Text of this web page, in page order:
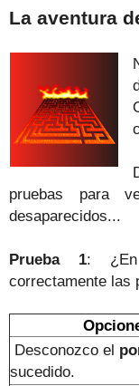
La aventura
pruebas para
desaparecidos...
Prueba 1: ¿En
correctamente las
Desconozco el
sucedido.